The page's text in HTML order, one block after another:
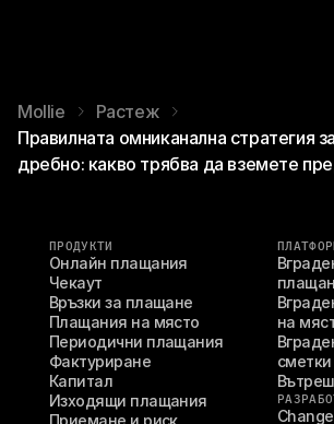
Mollie
Растеж
Правилната омниканална стратегия
дребно: какво трябва да вземете
ПРОДУКТИ
Онлайн плащания
Чекаут
Връзки за плащане
Плащания на място
Периодични плащания
Фактуриране
Капитал
Изходящи плащания
Приемане и риск
на
сметки